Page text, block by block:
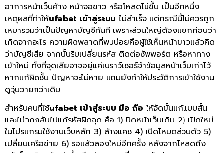
อาการหน้าเว็บค้าง หน้าจอขาว หรือโหลดไม่ขึ้น เป็นอีกหนึ่ง
เหตุผลที่ทำให้ufabet เข้าสู่ระบบ ไม่สำเร็จ แต่กรณีนี้ไม่ควรถูก
เหมารวมว่าเป็นปัญหาบัญชีทันที เพราะส่วนใหญ่ต้องแยกก่อนว่า
เกิดจากอะไร ความผิดพลาดที่พบบ่อยคือผู้ใช้เห็นหน้าขาวแล้วคิด
ว่าบัญชีเสีย จากนั้นรีบเปลี่ยนรหัส ติดต่อซัพพอร์ต หรือหาทาง
เข้าใหม่ ทั้งที่จุดเสียอาจอยู่แค่เบราว์เซอร์จำข้อมูลหน้าเว็บเก่าไว้
หากแก้ผิดชั้น ปัญหาจะไม่หาย แถมยังทำให้ประวัติการเข้าใช้งาน
ดูวุ่นวายกว่าเดิม
สำหรับคนที่ใช้ufabet เข้าสู่ระบบ มือ ถือ ให้จัดขั้นแก้แบบสั้น
และไม่วกกลับไปแก้รหัสผิดจุด คือ 1) ปิดหน้าเว็บเดิม 2) เปิดใหม่
ในโปรแกรมใช้งานเว็บหลัก 3) ล้างแคช 4) เปิดโหมดส่วนตัว 5)
เปลี่ยนเครือข่าย 6) รอแล้วลองใหม่อีกครั้ง หลังจากโหลดถึง